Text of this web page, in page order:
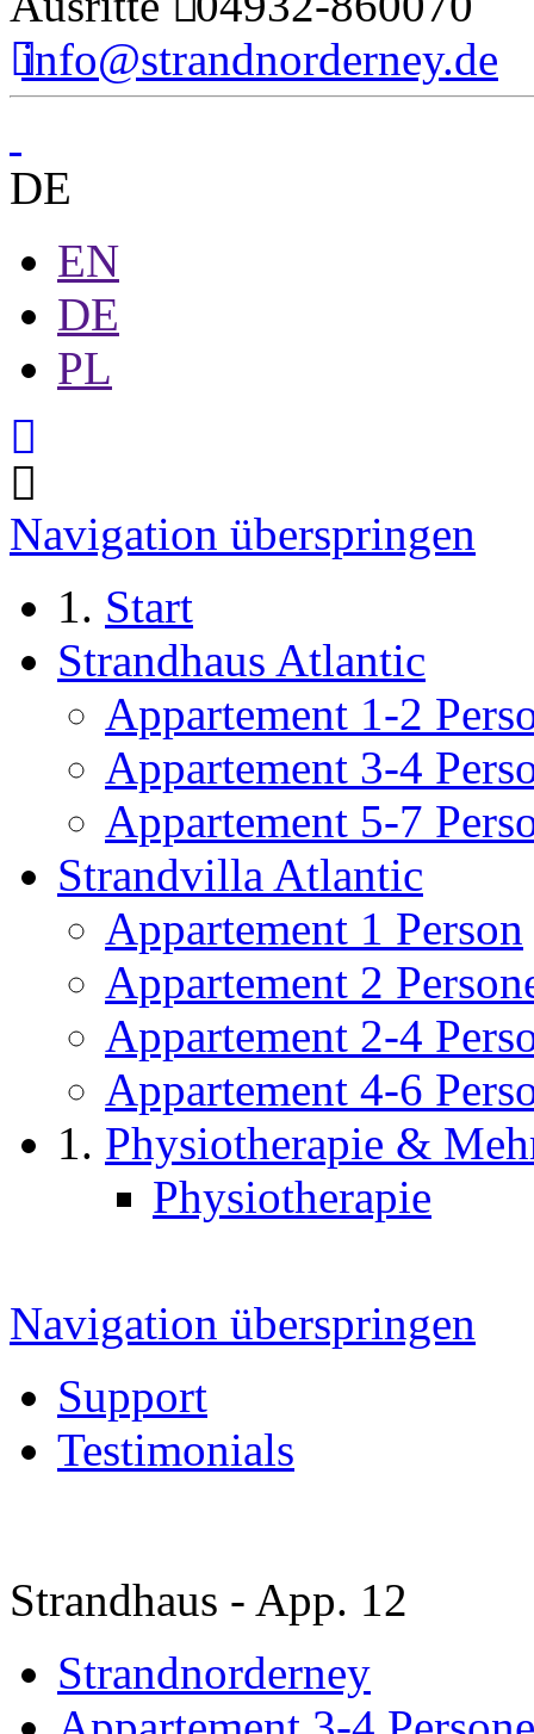
info@strandnorderney.de
DE
EN
DE
PL
Navigation überspringen
Start
Strandhaus Atlantic
Appartement 1-2
Appartement 3-4
Appartement 5-7
Strandvilla Atlantic
Appartement 1 Person
Appartement 2
Appartement 2-4
Appartement 4-6
Physiotherapie &
Physiotherapie
Navigation überspringen
Support
Testimonials
Strandhaus - App. 12
Strandnorderney